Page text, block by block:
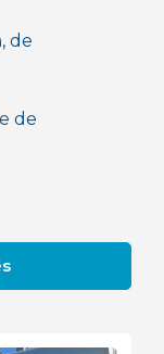
de
de